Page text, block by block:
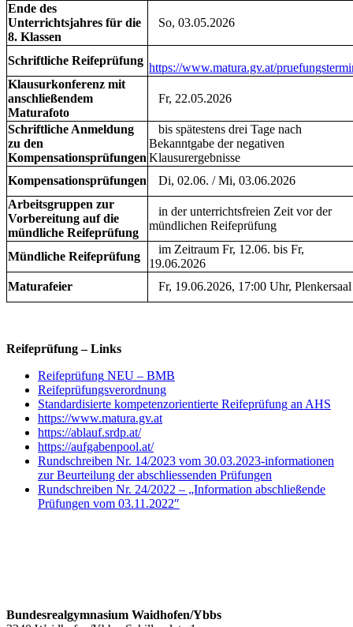
Ende des
Unterrichtsjahres für die
8. Klassen
So, 03.05.2026
Schriftliche Reifeprüfung
https://www.matura.gv.at/
Klausurkonferenz mit
anschließendem
Maturafoto
Fr, 22.05.2026
Schriftliche Anmeldung
zu den
Kompensationsprüfungen
bis spätestens drei Tage nach
Bekanntgabe der negativen
Klausurergebnisse
Kompensationsprüfungen
Di, 02.06. / Mi, 03.06.2026
Arbeitsgruppen zur
Vorbereitung auf die
mündliche Reifeprüfung
in der unterrichtsfreien Zeit vor der
mündlichen Reifeprüfung
Mündliche Reifeprüfung
im Zeitraum Fr, 12.06. bis Fr,
19.06.2026
Maturafeier
Fr, 19.06.2026, 17:00 Uhr, Plenkersaal
Reifeprüfung – Links
Reifeprüfung NEU – BMB
Reifeprüfungsverordnung
Standardisierte kompetenzorientierte Reifeprüfung an AHS
https://www.matura.gv.at
https://ablauf.srdp.at/
https://aufgabenpool.at/
Rundschreiben Nr. 14/2023 vom 30.03.2023-informationen
zur Beurteilung der abschliessenden Prüfungen
Rundschreiben Nr. 24/2022 – „Information abschließende
Prüfungen vom 03.11.2022″
Bundesrealgymnasium Waidhofen/Ybbs